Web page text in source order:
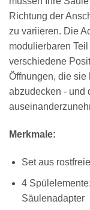
Richtung der
zu variieren. Die
modulierbaren
verschiedene
Öffnungen, die sie
abzudecken - und
Merkmale:
Set aus
4
Säulenadapter